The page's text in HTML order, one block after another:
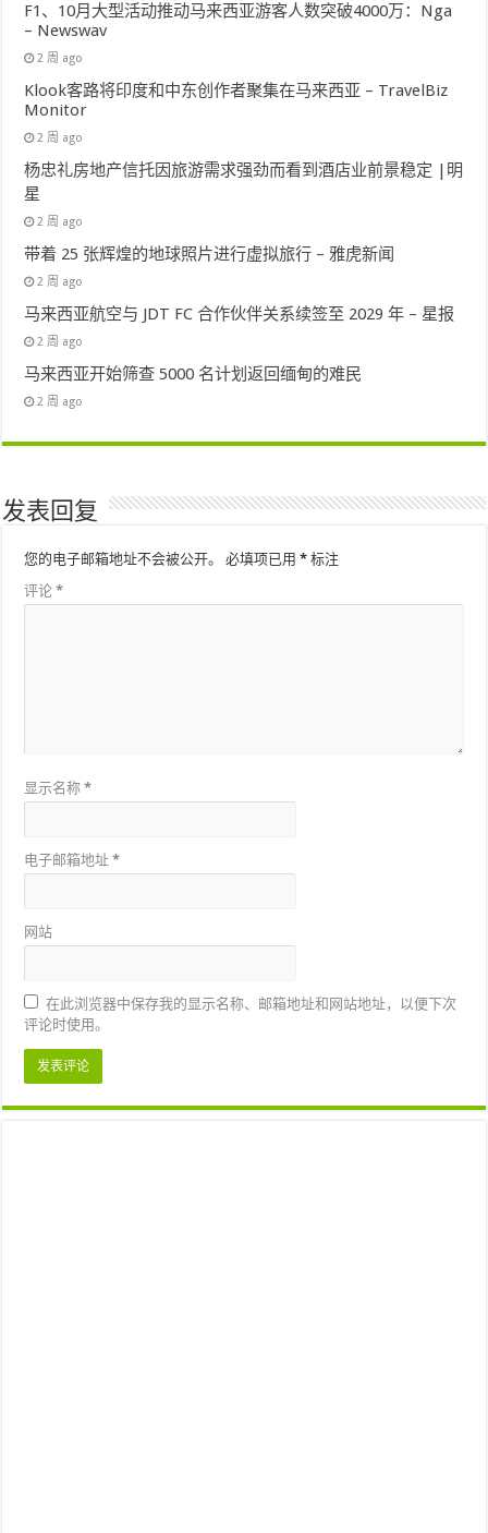
F1、10月大型活动推动马来西亚游客人数突破4000万：Nga
– Newswav
2 周 ago
Klook客路将印度和中东创作者聚集在马来西亚 – TravelBiz
Monitor
2 周 ago
杨忠礼房地产信托因旅游需求强劲而看到酒店业前景稳定 |明
星
2 周 ago
带着 25 张辉煌的地球照片进行虚拟旅行 – 雅虎新闻
2 周 ago
马来西亚航空与 JDT FC 合作伙伴关系续签至 2029 年 – 星报
2 周 ago
马来西亚开始筛查 5000 名计划返回缅甸的难民
2 周 ago
发表回复
您的电子邮箱地址不会被公开。 必填项已用* 标注
评论*
显示名称*
电子邮箱地址*
网站
在此浏览器中保存我的显示名称、邮箱地址和网站地址，以便下次
评论时使用。